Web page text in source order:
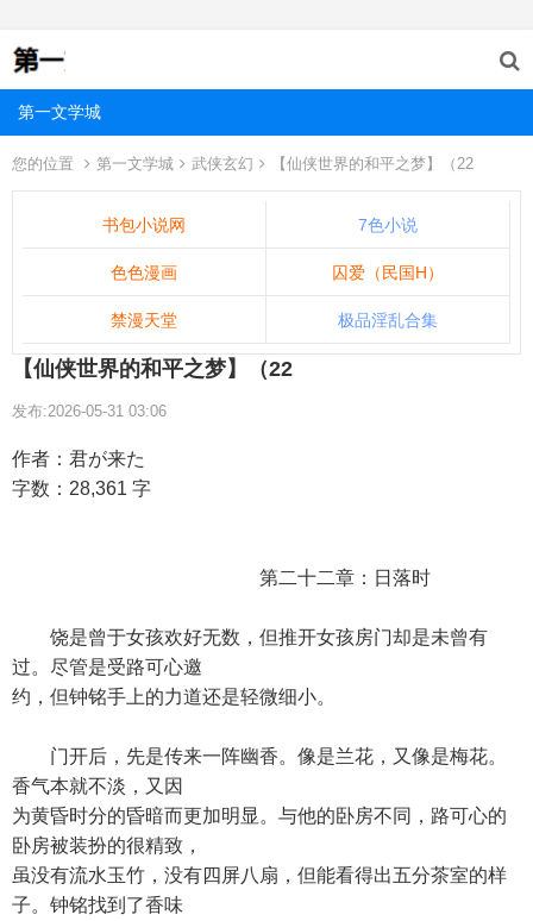
第一文学城
您的位置 第一文学城 武侠玄幻 【仙侠世界的和平之梦】（22
书包小说网 7色小说
色色漫画 囚爱（民国H）
禁漫天堂 极品淫乱合集
【仙侠世界的和平之梦】（22
发布:2026-05-31 03:06
作者：君が来た
字数：28,361 字
第二十二章：日落时
饶是曾于女孩欢好无数，但推开女孩房门却是未曾有
过。尽管是受路可心邀
约，但钟铭手上的力道还是轻微细小。
门开后，先是传来一阵幽香。像是兰花，又像是梅花。
香气本就不淡，又因
为黄昏时分的昏暗而更加明显。与他的卧房不同，路可心的
卧房被装扮的很精致，
虽没有流水玉竹，没有四屏八扇，但能看得出五分茶室的样
子。钟铭找到了香味